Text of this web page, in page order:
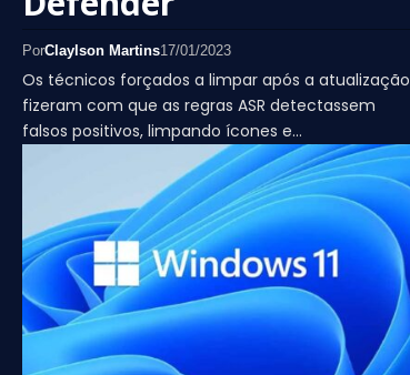
PorClaylson Martins17/01/2023
Os técnicos forçados a limpar após a atualização
fizeram com que as regras ASR detectassem
falsos positivos, limpando ícones e…